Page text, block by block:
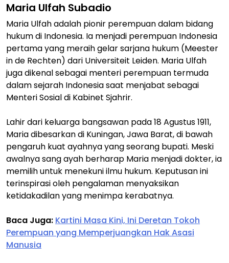
Maria Ulfah Subadio
Maria Ulfah adalah pionir perempuan dalam bidang
hukum di Indonesia. Ia menjadi perempuan Indonesia
pertama yang meraih gelar sarjana hukum (Meester
in de Rechten) dari Universiteit Leiden. Maria Ulfah
juga dikenal sebagai menteri perempuan termuda
dalam sejarah Indonesia saat menjabat sebagai
Menteri Sosial di Kabinet Sjahrir.
Lahir dari keluarga bangsawan pada 18 Agustus 1911,
Maria dibesarkan di Kuningan, Jawa Barat, di bawah
pengaruh kuat ayahnya yang seorang bupati. Meski
awalnya sang ayah berharap Maria menjadi dokter, ia
memilih untuk menekuni ilmu hukum. Keputusan ini
terinspirasi oleh pengalaman menyaksikan
ketidakadilan yang menimpa kerabatnya.
Baca Juga: Kartini Masa Kini, Ini Deretan Tokoh
Perempuan yang Memperjuangkan Hak Asasi
Manusia